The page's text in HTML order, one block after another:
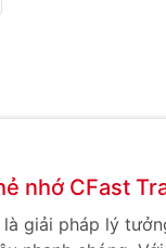
nhớ CFast
giải pháp lý